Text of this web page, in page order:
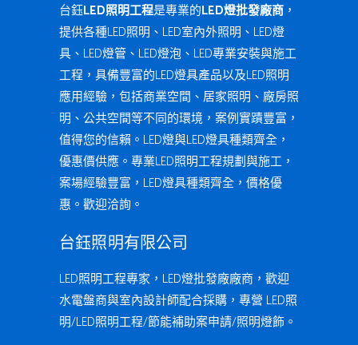
台鈺LED照明工程是專業的LED燈批發廠商 ，
提供各種LED照明、LED室內外照明、LED燈
具、LED燈管、LED燈泡、LED專業安裝與施工
工程，具備豐富的LED燈具產品以及LED照明
應用經驗，包括商業空間、居家照明、廠房照
明、公共空間等不同的環境，案例實蹟豐富，
值得您的信賴。LED燈與LED燈具種類齊全，
優惠價供應。專業LED照明工程規劃與施工，
案場經驗豐富，LED燈具種類齊全，價格優
惠。歡迎洽詢。
台鈺照明有限公司
LED照明工程專家，LED燈批發廠廠商，歡迎
水電盤商與室內設計師配合採購，專營 LED照
明/LED照明工程/節能補助案申請/照明燈飾。